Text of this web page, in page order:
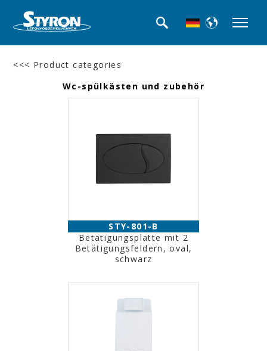
<<< Product categories
Wc-spülkästen und zubehör
STY-801-B
Betätigungsplatte mit 2
Betätigungsfeldern, oval,
schwarz